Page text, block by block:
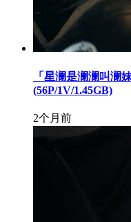
「星澜是澜澜叫澜
(56P/1V/1.45GB)
2个月前